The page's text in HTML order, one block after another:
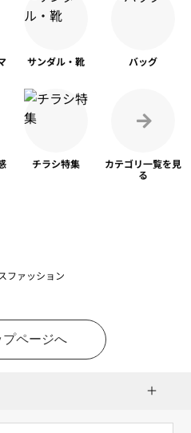
サンダル・靴 バッグ
チラシ特集 カテゴリ一覧を見
る
ファッション
プページへ